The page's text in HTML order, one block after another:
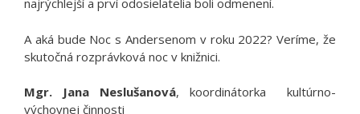
najrýchlejší a prví odosielatelia boli odmenení.
A aká bude Noc s Andersenom v roku 2022? Veríme, že
skutočná rozprávková noc v knižnici.
Mgr. Jana Neslušanová, koordinátorka kultúrno-
výchovnej činnosti